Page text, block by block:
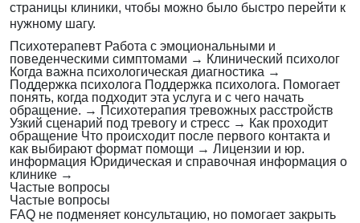
страницы клиники, чтобы можно было быстро перейти к
нужному шагу.
Психотерапевт Работа с эмоциональными и
поведенческими симптомами → Клинический психолог
Когда важна психологическая диагностика →
Поддержка психолога Поддержка психолога. Помогает
понять, когда подходит эта услуга и с чего начать
обращение. → Психотерапия тревожных расстройств
Узкий сценарий под тревогу и стресс → Как проходит
обращение Что происходит после первого контакта и
как выбирают формат помощи → Лицензии и юр.
информация Юридическая и справочная информация о
клинике →
Частые вопросы
Частые вопросы
FAQ не подменяет консультацию, но помогает закрыть